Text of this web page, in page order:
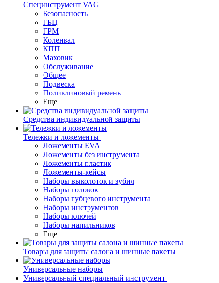
Специнструмент VAG
Безопасность
ГБЦ
ГРМ
Коленвал
КПП
Маховик
Обслуживание
Общее
Подвеска
Поликлиновый ремень
Еще
Средства индивидуальной защиты
Тележки и ложементы
Ложементы EVA
Ложементы без инструмента
Ложементы пластик
Ложементы-кейсы
Наборы выколоток и зубил
Наборы головок
Наборы губцевого инструмента
Наборы инструментов
Наборы ключей
Наборы напильников
Еще
Товары для защиты салона и шинные пакеты
Универсальные наборы
Универсальный специальный инструмент